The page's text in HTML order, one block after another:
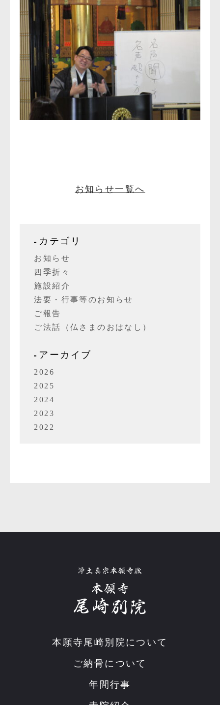
お知らせ一覧へ
カテゴリ
お知らせ
四季折々
施設紹介
法要・行事等のお知らせ
ご報告
ご法話（仏さまのおはなし）
アーカイブ
2026
2025
2024
2023
2022
本願寺尾崎別院について
ご納骨について
年間行事